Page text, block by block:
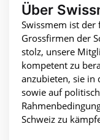
Über
Swissmem ist der
Grossfirmen der
stolz, unsere
kompetent zu
anzubieten, sie in
sowie auf
Schweiz zu